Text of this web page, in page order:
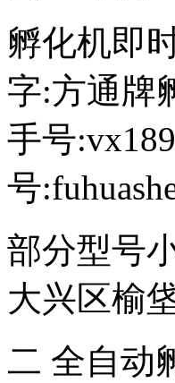
孵化机即
字:方通牌
手号
号
部分型号
大兴区榆
二 全自动